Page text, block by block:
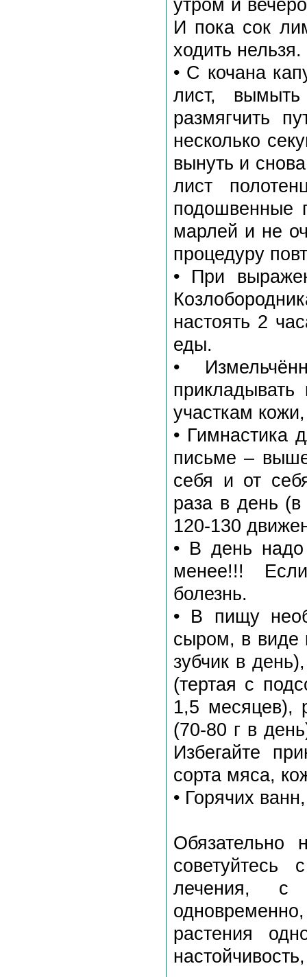
утром и
И пока сок
ходить
• С кочана
лист,
размягчить
несколько
вынуть и
лист
подошвенные
марлей и не
процедуру
• При
настоять 2
еды.
•
участкам
• Гимнастика
письме –
себя и от
раза в день
120-130
• В день
менее!!!
болезнь.
• В пищу
сыром, в виде
зубчик в
(тертая с
1,5 месяцев),
(70-80 г в
Избегайте
сорта мяса,
• Горячих
Обязательно
лечения, с
растения